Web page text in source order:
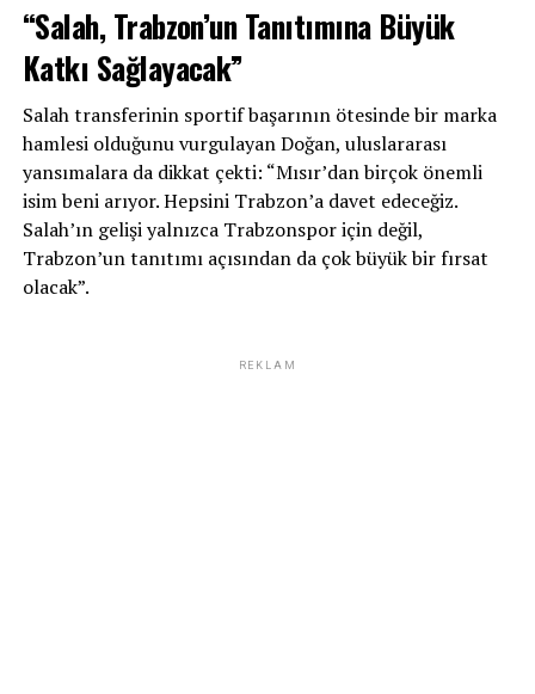
“Salah, Trabzon’un Tanıtımına Büyük
Katkı Sağlayacak”
Salah transferinin sportif başarının ötesinde bir marka
hamlesi olduğunu vurgulayan Doğan, uluslararası
yansımalara da dikkat çekti: “Mısır’dan birçok önemli
isim beni arıyor. Hepsini Trabzon’a davet edeceğiz.
Salah’ın gelişi yalnızca Trabzonspor için değil,
Trabzon’un tanıtımı açısından da çok büyük bir fırsat
olacak”.
REKLAM